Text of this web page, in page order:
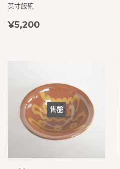
英寸飯碗
定
¥5,200
售罄